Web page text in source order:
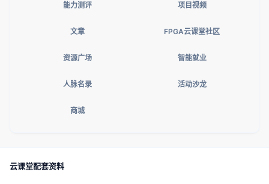
能力测评 项目视频
文章 FPGA云课堂社区
资源广场 智能就业
人脉名录 活动沙龙
商城
云课堂配套资料